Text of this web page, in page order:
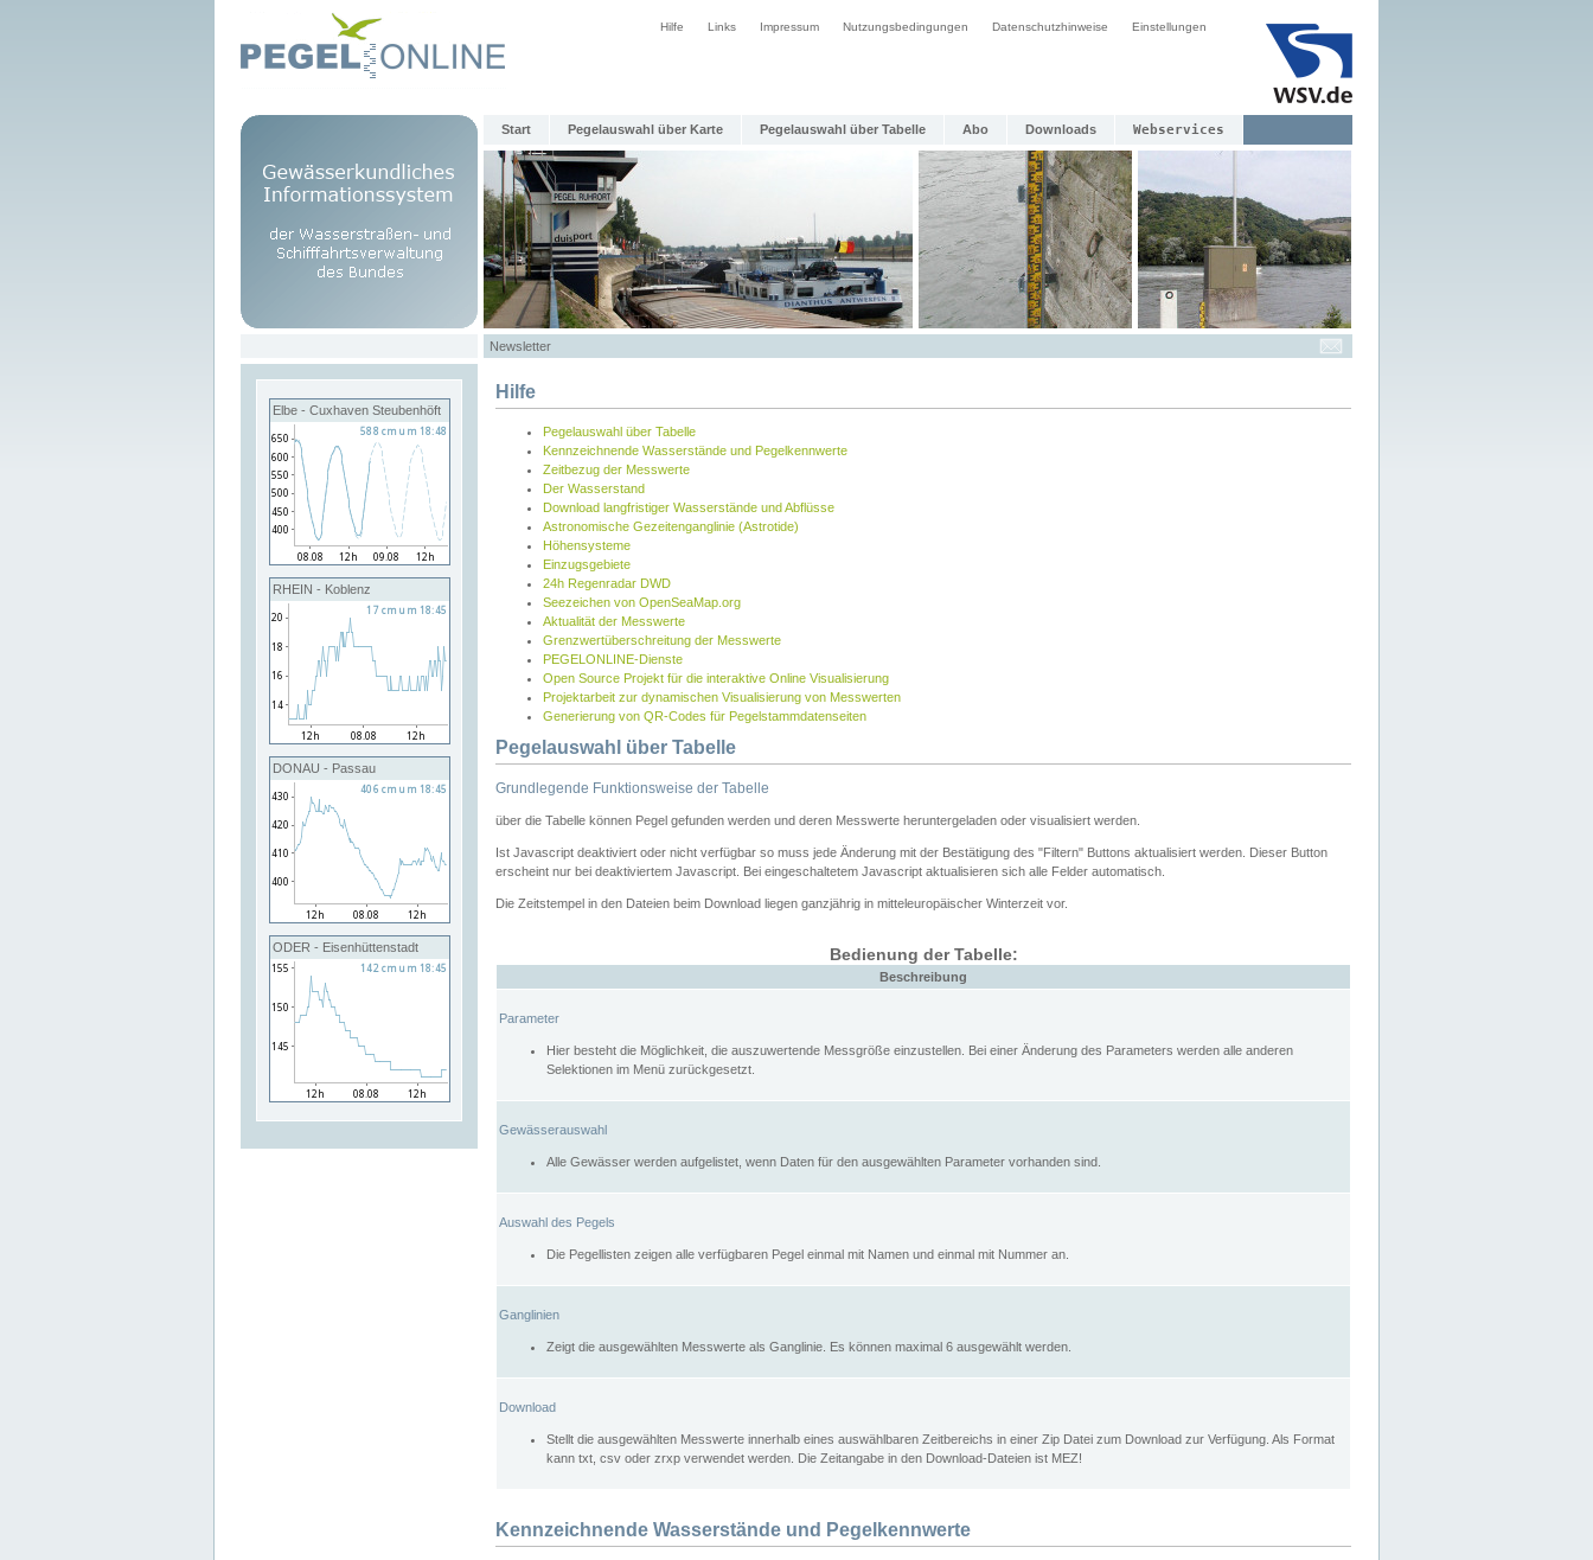
Hilfe Links Impressum Nutzungsbedingungen Datenschutzhinweise Einstellungen
Start Pegelauswahl über Karte Pegelauswahl über Tabelle Abo Downloads Webservices
Newsletter
Elbe - Cuxhaven Steubenhöft
RHEIN - Koblenz
DONAU - Passau
ODER - Eisenhüttenstadt
Hilfe
Pegelauswahl über Tabelle
Kennzeichnende Wasserstände und Pegelkennwerte
Zeitbezug der Messwerte
Der Wasserstand
Download langfristiger Wasserstände und Abflüsse
Astronomische Gezeitenganglinie (Astrotide)
Höhensysteme
Einzugsgebiete
24h Regenradar DWD
Seezeichen von OpenSeaMap.org
Aktualität der Messwerte
Grenzwertüberschreitung der Messwerte
PEGELONLINE-Dienste
Open Source Projekt für die interaktive Online Visualisierung
Projektarbeit zur dynamischen Visualisierung von Messwerten
Generierung von QR-Codes für Pegelstammdatenseiten
Pegelauswahl über Tabelle
Grundlegende Funktionsweise der Tabelle
über die Tabelle können Pegel gefunden werden und deren Messwerte heruntergeladen oder visualisiert werden.
Ist Javascript deaktiviert oder nicht verfügbar so muss jede Änderung mit der Bestätigung des "Filtern" Buttons aktualisiert werden. Dieser Button
erscheint nur bei deaktiviertem Javascript. Bei eingeschaltetem Javascript aktualisieren sich alle Felder automatisch.
Die Zeitstempel in den Dateien beim Download liegen ganzjährig in mitteleuropäischer Winterzeit vor.
Bedienung der Tabelle:
Beschreibung
Parameter
Hier besteht die Möglichkeit, die auszuwertende Messgröße einzustellen. Bei einer Änderung des Parameters werden alle anderen
Selektionen im Menü zurückgesetzt.
Gewässerauswahl
Alle Gewässer werden aufgelistet, wenn Daten für den ausgewählten Parameter vorhanden sind.
Auswahl des Pegels
Die Pegellisten zeigen alle verfügbaren Pegel einmal mit Namen und einmal mit Nummer an.
Ganglinien
Zeigt die ausgewählten Messwerte als Ganglinie. Es können maximal 6 ausgewählt werden.
Download
Stellt die ausgewählten Messwerte innerhalb eines auswählbaren Zeitbereichs in einer Zip Datei zum Download zur Verfügung. Als Format
kann txt, csv oder zrxp verwendet werden. Die Zeitangabe in den Download-Dateien ist MEZ!
Kennzeichnende Wasserstände und Pegelkennwerte